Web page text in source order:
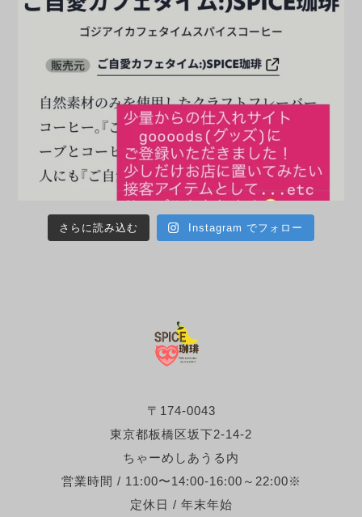
〒174-0043
東京都板橋区坂下2-14-2
ちゃーめしあうる内
営業時間 / 11:00〜14:00-16:00～22:00※
定休日 / 年末年始
さらに読み込む Instagram でフォロー